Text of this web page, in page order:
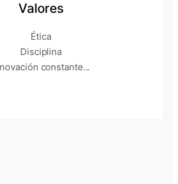
Valores
Ética
Disciplina
constante...